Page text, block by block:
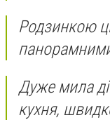
Родзинкою
Дуже мила
кухня,